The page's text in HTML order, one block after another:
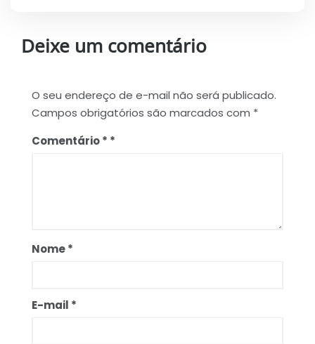
Deixe um comentário
O seu endereço de e-mail não será publicado.
Campos obrigatórios são marcados com *
Comentário*
Nome*
E-mail *